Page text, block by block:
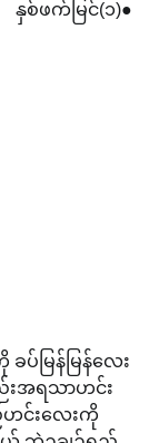
နှစ်ဖက်မြင်(၁)●
မြန်မြန်လေး
းအရသာဟင်း
ဟင်းလေးကို